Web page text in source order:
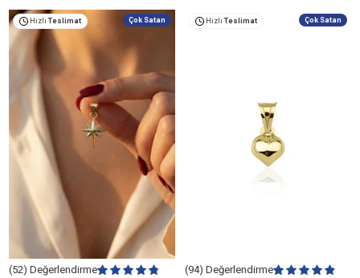
Hızlı Teslimat Çok Satan
(52) Değerlendirme
Hızlı Teslimat Çok Satan
(94) Değerlendirme